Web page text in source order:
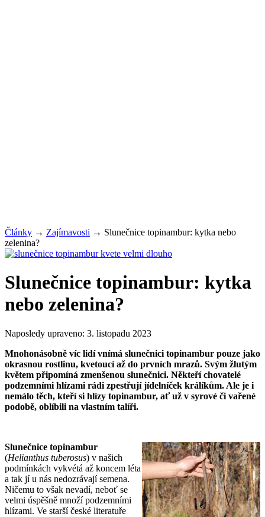
Články → Zajímavosti → Slunečnice topinambur: kytka nebo
zelenina?
Slunečnice topinambur: kytka
nebo zelenina?
Naposledy upraveno: 3. listopadu 2023
Mnohonásobně víc lidí vnímá slunečnici topinambur pouze jako
okrasnou rostlinu, kvetoucí až do prvních mrazů. Svým žlutým
květem připomíná zmenšenou slunečnici. Někteří chovatelé
podzemními hlízami rádi zpestřují jídelníček králíkům. Ale je i
nemálo těch, kteří si hlízy topinambur, ať už v syrové či vařené
podobě, oblíbili na vlastním talíři.
Slunečnice topinambur
(Helianthus tuberosus) v našich
podmínkách vykvétá až koncem léta
a tak jí u nás nedozrávají semena.
Ničemu to však nevadí, neboť se
velmi úspěšně množí podzemními
hlízami. Ve starší české literatuře